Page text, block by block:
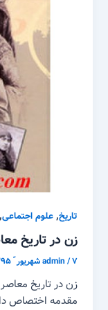
تاریخ,علوم اجتماعی
زن در تاریخ
admin/۷ شهریور ّ ۱۳۹۵
زن در تاریخ
مقدمه اختصاص